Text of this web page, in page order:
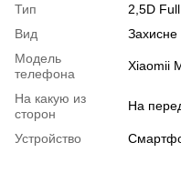
Тип
2,5D
Вид
Захисне
Модель
телефона
Xiaomii
На какую из
сторон
На
Устройство